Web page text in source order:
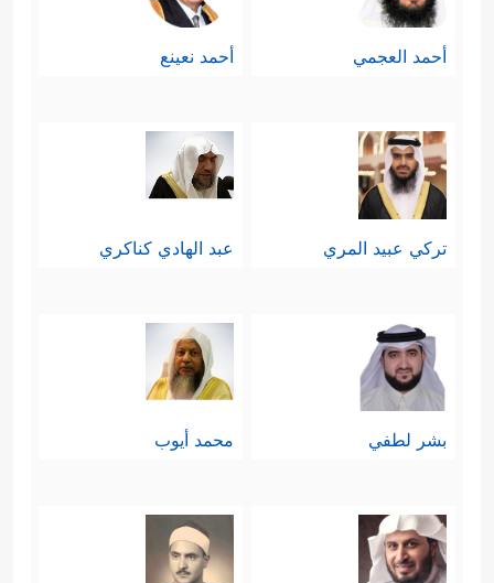
أحمد العجمي أحمد نعينع
تركي عبيد المري عبد الهادي كناكري
بشر لطفي محمد أيوب